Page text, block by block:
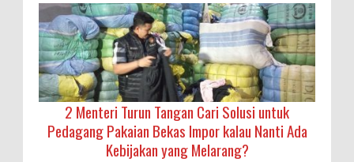
2 Menteri Turun Tangan Cari Solusi untuk
Pedagang Pakaian Bekas Impor kalau Nanti Ada
Kebijakan yang Melarang?